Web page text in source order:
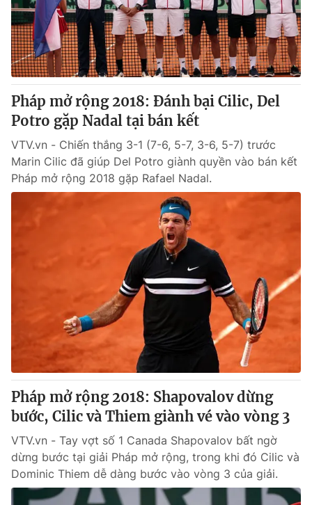
Thị trường 24h Tấm lòng Việt
VTV4 Vươn mình bằng AI
VTV9 VTV8
Liên hệ tòa soạn English
THỜI BÁO VTV
Theo dõi báo trên
Cơ quan chủ quản:
Đài Truyền hình Việt Nam
Cơ quan báo chí:
Thời báo VTV
Giấy phép hoạt động báo in và báo điện tử số 483/GP-BTTTT
Tổng Biên tập:Vũ Thanh Thủy
Phó Tổng Biên tập: Nguyễn Thị Mỹ Hạnh, Phạm Quốc Thắng,
Nguyễn Trọng Ninh
Tổng đài VTV:024.38 355 931 - 024.38 355 932
Ðiện thoại Thời báo VTV:024.66 897 897
Email:toasoan@vtv.vn
Pháp mở rộng 2018: Đánh bại Cilic, Del
Potro gặp Nadal tại bán kết
VTV.vn - Chiến thắng 3-1 (7-6, 5-7, 3-6, 5-7) trước
Marin Cilic đã giúp Del Potro giành quyền vào bán kết
Pháp mở rộng 2018 gặp Rafael Nadal.
Pháp mở rộng 2018: Shapovalov dừng
bước, Cilic và Thiem giành vé vào vòng 3
VTV.vn - Tay vợt số 1 Canada Shapovalov bất ngờ
dừng bước tại giải Pháp mở rộng, trong khi đó Cilic và
Dominic Thiem dễ dàng bước vào vòng 3 của giải.